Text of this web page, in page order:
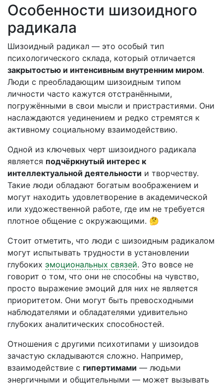
Особенности шизоидного
радикала
Шизоидный радикал — это особый тип
психологического склада, который отличается
закрытостью и интенсивным внутренним миром.
Люди с преобладающим шизоидным типом
личности часто кажутся отстранёнными,
погружёнными в свои мысли и пристрастиями. Они
наслаждаются уединением и редко стремятся к
активному социальному взаимодействию.
Одной из ключевых черт шизоидного радикала
является подчёркнутый интерес к
интеллектуальной деятельности и творчеству.
Такие люди обладают богатым воображением и
могут находить удовлетворение в академической
или художественной работе, где им не требуется
плотное общение с окружающими. 🤔
Стоит отметить, что люди с шизоидным радикалом
могут испытывать трудности в установлении
глубоких эмоциональных связей. Это вовсе не
говорит о том, что они не способны на чувство,
просто выражение эмоций для них не является
приоритетом. Они могут быть превосходными
наблюдателями и обладателями удивительно
глубоких аналитических способностей.
Отношения с другими психотипами у шизоидов
зачастую складываются сложно. Например,
взаимодействие с гипертимами — людьми
энергичными и общительными — может вызывать